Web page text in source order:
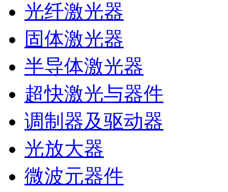
光纤激光器
固体激光器
半导体激光器
超快激光与器件
调制器及驱动器
光放大器
微波元器件